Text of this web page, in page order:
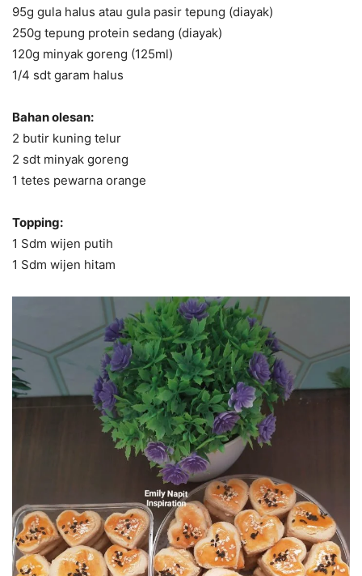
95g gula halus atau gula pasir tepung (diayak)
250g tepung protein sedang (diayak)
120g minyak goreng (125ml)
1/4 sdt garam halus
Bahan olesan:
2 butir kuning telur
2 sdt minyak goreng
1 tetes pewarna orange
Topping:
1 Sdm wijen putih
1 Sdm wijen hitam